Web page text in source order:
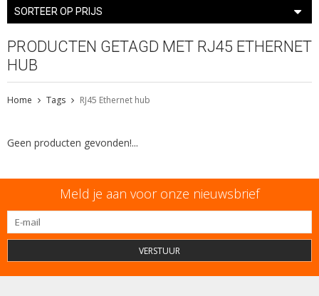
SORTEER OP PRIJS
PRODUCTEN GETAGD MET RJ45 ETHERNET
HUB
Home Tags RJ45 Ethernet hub
Geen producten gevonden!...
Meld je aan voor onze nieuwsbrief
VERSTUUR